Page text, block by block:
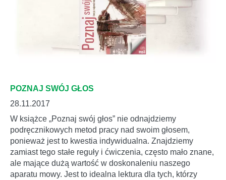
POZNAJ SWÓJ GŁOS
28.11.2017
W książce „Poznaj swój głos” nie odnajdziemy
podręcznikowych metod pracy nad swoim głosem,
ponieważ jest to kwestia indywidualna. Znajdziemy
zamiast tego stałe reguły i ćwiczenia, często mało znane,
ale mające dużą wartość w doskonaleniu naszego
aparatu mowy. Jest to idealna lektura dla tych, którzy